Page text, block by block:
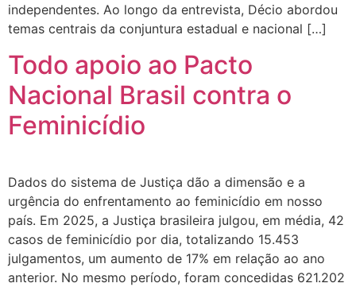
independentes. Ao longo da entrevista, Décio abordou
temas centrais da conjuntura estadual e nacional […]
Todo apoio ao Pacto
Nacional Brasil contra o
Feminicídio
Dados do sistema de Justiça dão a dimensão e a
urgência do enfrentamento ao feminicídio em nosso
país. Em 2025, a Justiça brasileira julgou, em média, 42
casos de feminicídio por dia, totalizando 15.453
julgamentos, um aumento de 17% em relação ao ano
anterior. No mesmo período, foram concedidas 621.202